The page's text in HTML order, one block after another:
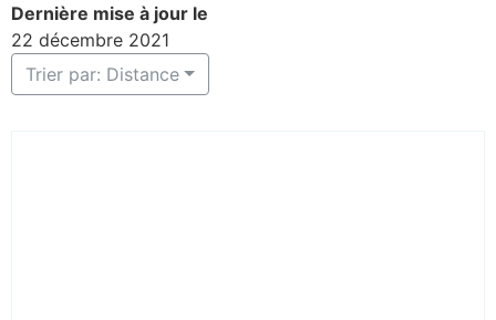
Dernière mise à jour le
22 décembre 2021
Trier par: Distance